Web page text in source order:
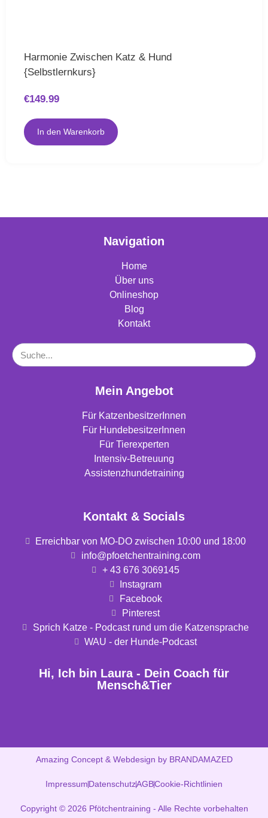
Harmonie Zwischen Katz & Hund
{Selbstlernkurs}
€149.99
In den Warenkorb
Navigation
Home
Über uns
Onlineshop
Blog
Kontakt
Mein Angebot
Für KatzenbesitzerInnen
Für HundebesitzerInnen
Für Tierexperten
Intensiv-Betreuung
Assistenzhundetraining
Kontakt & Socials
Erreichbar von MO-DO zwischen 10:00 und 18:00
info@pfoetchentraining.com
+ 43 676 3069145
Instagram
Facebook
Pinterest
Sprich Katze - Podcast rund um die Katzensprache
WAU - der Hunde-Podcast
Hi, Ich bin Laura - Dein Coach für
Mensch&Tier
Amazing Concept & Webdesign by BRANDAMAZED
ImpressumDatenschutzAGBCookie-Richtlinien
Copyright © 2026 Pfötchentraining - Alle Rechte vorbehalten